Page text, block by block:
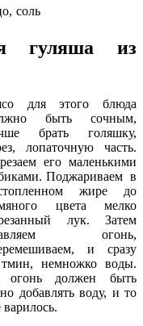
соль
гуляша из
для этого блюда
быть сочным,
брать голяшку,
лопаточную часть.
его маленькими
Поджариваем в
жире до
цвета мелко
лук. Затем
огонь,
и сразу
тмин, немножко воды.
должен быть
добавлять воду, и то